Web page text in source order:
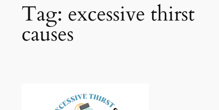
Tag: excessive thirst
causes